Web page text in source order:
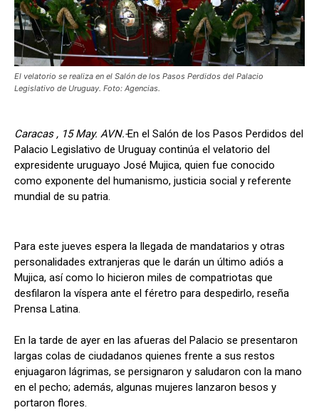
El velatorio se realiza en el Salón de los Pasos Perdidos del Palacio
Legislativo de Uruguay. Foto: Agencias.
Caracas , 15 May. AVN.-En el Salón de los Pasos Perdidos del
Palacio Legislativo de Uruguay continúa el velatorio del
expresidente uruguayo José Mujica, quien fue conocido
como exponente del humanismo, justicia social y referente
mundial de su patria.
Para este jueves espera la llegada de mandatarios y otras
personalidades extranjeras que le darán un último adiós a
Mujica, así como lo hicieron miles de compatriotas que
desfilaron la víspera ante el féretro para despedirlo, reseña
Prensa Latina.
En la tarde de ayer en las afueras del Palacio se presentaron
largas colas de ciudadanos quienes frente a sus restos
enjuagaron lágrimas, se persignaron y saludaron con la mano
en el pecho; además, algunas mujeres lanzaron besos y
portaron flores.